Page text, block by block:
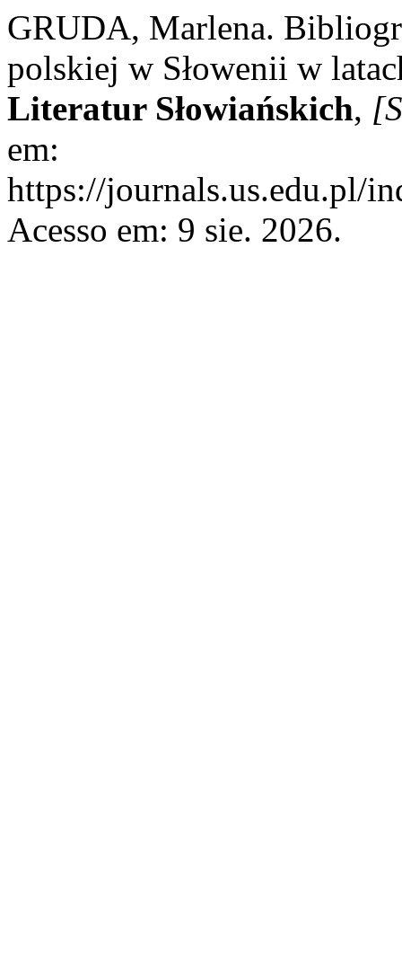
GRUDA, Marlena.
polskiej w Słowenii w
Literatur Słowiańskich,
em:
https://journals.us.edu.pl/
Acesso em: 9 sie. 2026.